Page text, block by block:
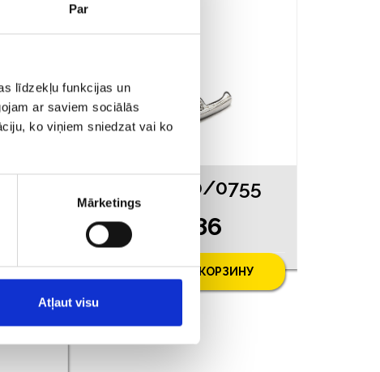
Par
līdzekļu funkcijas un
ar saviem sociālās
ko viņiem sniedzat vai ko
Mārketings
Atļaut visu
Кулон 20/0755
€ 7.86
ДОБАВИТЬ В КОРЗИНУ